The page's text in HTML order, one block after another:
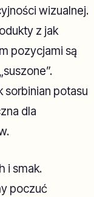
wizualnej.
z jak
pozycjami są
sorbinian potasu
dla
i smak.
poczuć